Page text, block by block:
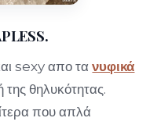
sexy απο τανυφικά
της θηλυκότητας.
που απλά